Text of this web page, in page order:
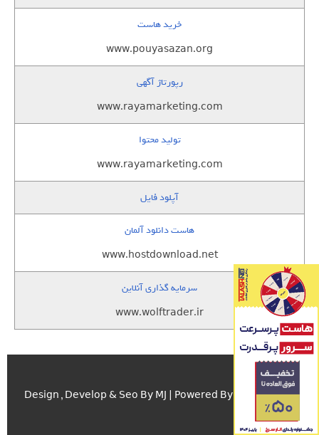
خرید هاست
www.pouyasazan.org
رپورتاژ آگهی
www.rayamarketing.com
تولید محتوا
www.rayamarketing.com
آپلود فایل
هاست دانلود آلمان
www.hostdownload.net
سرمایه گذاری آنلاین
www.wolftrader.ir
Design , Develop & Seo By MJ | Powered By اسکریپت.com